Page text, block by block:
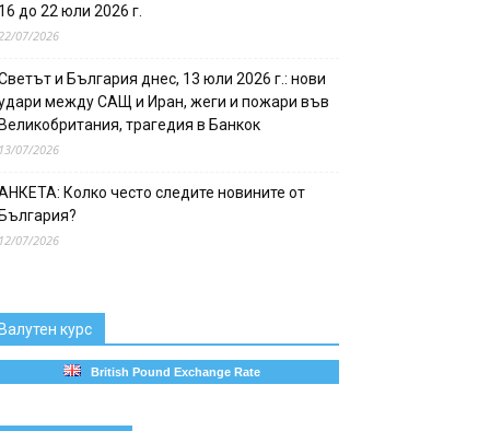
до 22 юли 2026 г.
07/2026
и България днес, 13 юли 2026 г.: нови
между САЩ и Иран, жеги и пожари във
трагедия в Банкок
07/2026
Колко често следите новините от
07/2026
курс
British Pound Exchange Rate